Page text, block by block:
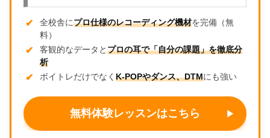
全校舎にプロ仕様のレコーディング機材を完備（無
料）
客観的なデータとプロの耳で「自分の課題」を徹底分
析
ボイトレだけでなく K-POPやダンス、DTMにも強い
無料体験レッスンはこちら